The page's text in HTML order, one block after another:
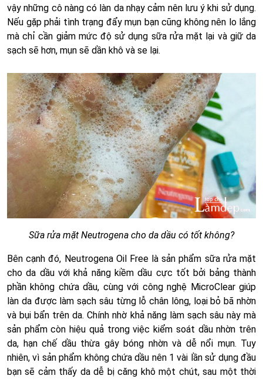
vậy những cô nàng có làn da nhạy cảm nên lưu ý khi sử dụng.
Nếu gặp phải tình trạng đẩy mụn bạn cũng không nên lo lắng
mà chỉ cần giảm mức độ sử dụng sữa rửa mặt lại và giữ da
sạch sẽ hơn, mụn sẽ dần khô và se lại.
Sữa rửa mặt Neutrogena cho da dầu có tốt không?
Bên cạnh đó, Neutrogena Oil Free là sản phẩm sữa rửa mặt
cho da dầu với khả năng kiềm dầu cực tốt bởi bảng thành
phần không chứa dầu, cùng với công nghệ MicroClear giúp
làn da được làm sạch sâu từng lỗ chân lông, loại bỏ bã nhờn
và bụi bẩn trên da. Chính nhờ khả năng làm sạch sâu này mà
sản phẩm còn hiệu quả trong việc kiểm soát dầu nhờn trên
da, hạn chế dầu thừa gây bóng nhờn và dễ nổi mụn. Tuy
nhiên, vì sản phẩm không chứa dầu nên 1 vài lần sử dụng đầu
bạn sẽ cảm thấy da dễ bị căng khô một chút, sau một thời